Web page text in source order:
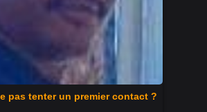
pas tenter un premier contact ?